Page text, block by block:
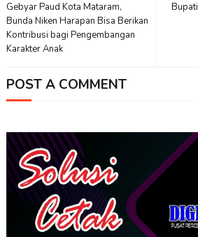
Gebyar Paud Kota Mataram,
Bunda Niken Harapan Bisa Berikan
Kontribusi bagi Pengembangan
Karakter Anak
POST A COMMENT